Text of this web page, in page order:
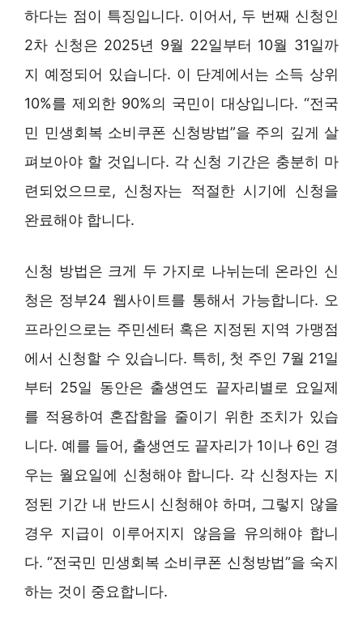
하다는 점이 특징입니다. 이어서, 두 번째 신청인
2차 신청은 2025년 9월 22일부터 10월 31일까
지 예정되어 있습니다. 이 단계에서는 소득 상위
10%를 제외한 90%의 국민이 대상입니다. “전국
민 민생회복 소비쿠폰 신청방법”을 주의 깊게 살
펴보아야 할 것입니다. 각 신청 기간은 충분히 마
련되었으므로, 신청자는 적절한 시기에 신청을
완료해야 합니다.
신청 방법은 크게 두 가지로 나뉘는데 온라인 신
청은 정부24 웹사이트를 통해서 가능합니다. 오
프라인으로는 주민센터 혹은 지정된 지역 가맹점
에서 신청할 수 있습니다. 특히, 첫 주인 7월 21일
부터 25일 동안은 출생연도 끝자리별로 요일제
를 적용하여 혼잡함을 줄이기 위한 조치가 있습
니다. 예를 들어, 출생연도 끝자리가 1이나 6인 경
우는 월요일에 신청해야 합니다. 각 신청자는 지
정된 기간 내 반드시 신청해야 하며, 그렇지 않을
경우 지급이 이루어지지 않음을 유의해야 합니
다. “전국민 민생회복 소비쿠폰 신청방법”을 숙지
하는 것이 중요합니다.